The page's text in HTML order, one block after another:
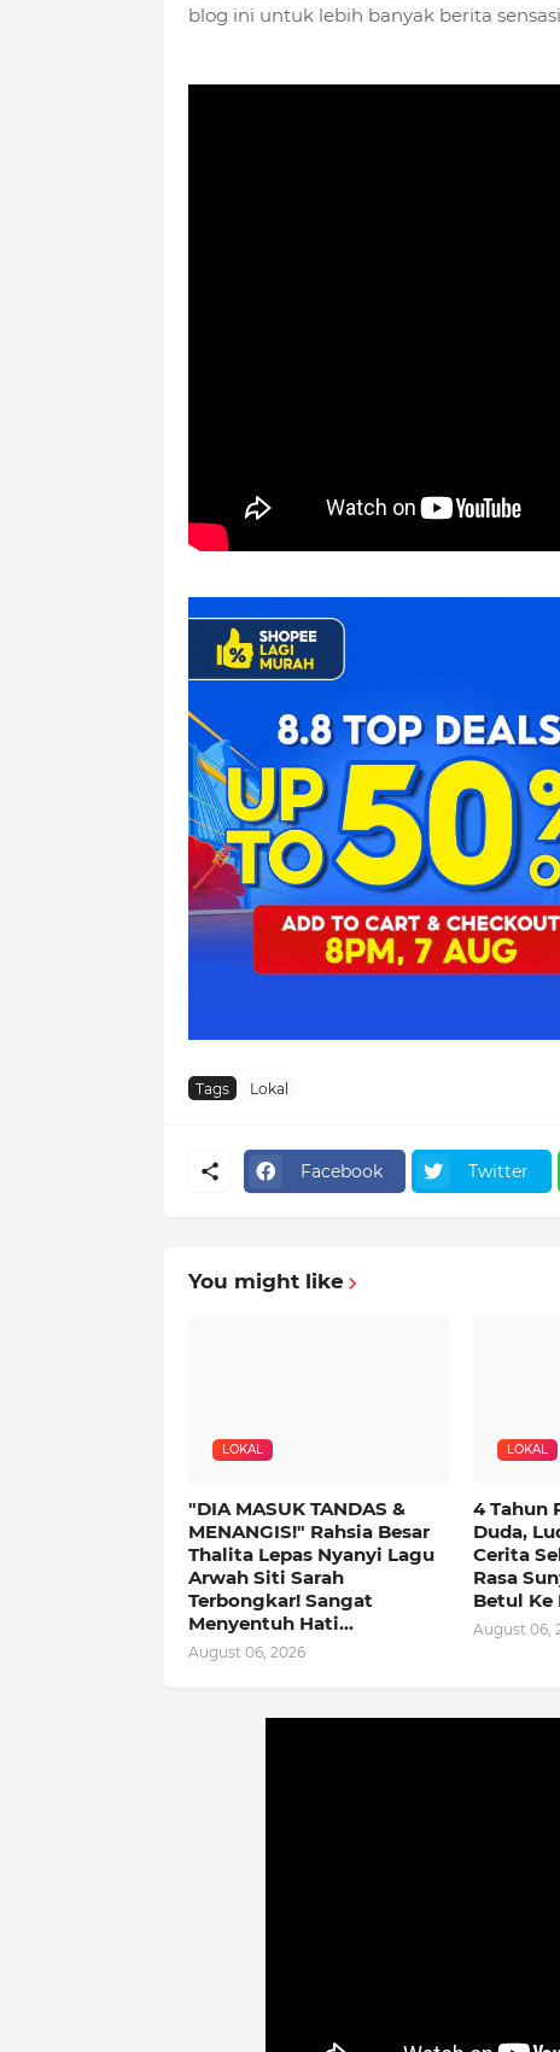
blog ini untuk lebih banyak berita
Tags Lokal
Facebook Twitter
You might like
LOKAL
"DIA MASUK TANDAS &
MENANGIS!" Rahsia Besar
Thalita Lepas Nyanyi Lagu
Arwah Siti Sarah
Terbongkar! Sangat
Menyentuh Hati...
August 06, 2026
LOKAL
4 Tahun
Duda,
Cerita
Rasa
Betul Ke
August 06,